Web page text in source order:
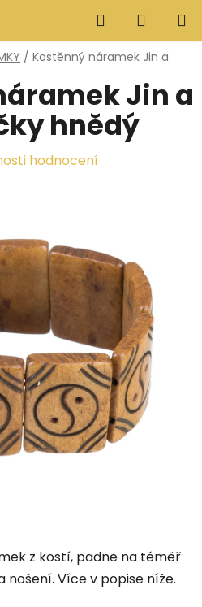
Hledat
KOŠÍK
/ Kostěnný náramek Jin a
z kostí, padne na téměř
nošení. Více v popise níže.
Jin a
hnědý
hodnocení